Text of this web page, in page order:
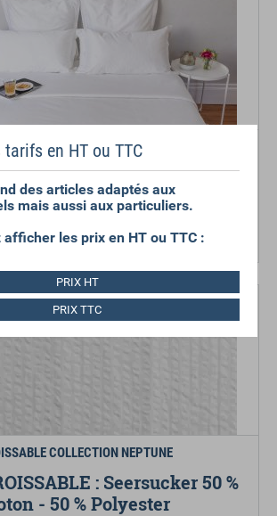
HÉNORA
50% coton / 50% polyester
COLLECTION NEPTUNE
: Seersucker 50 %
- 50 % Polyester
en HT ou TTC
des articles adaptés aux
mais aussi aux particuliers.
afficher les prix en HT ou TTC :
PRIX HT
PRIX TTC